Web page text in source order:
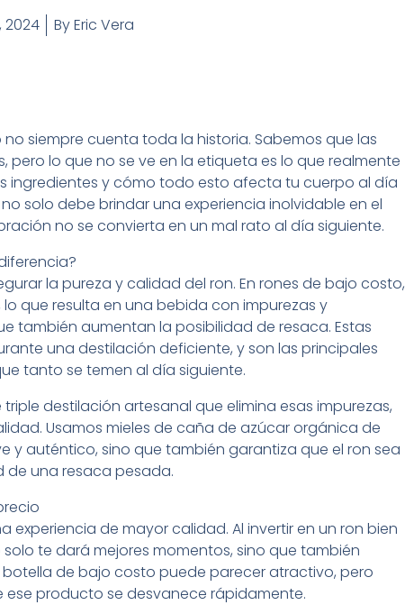
2024 ByEric Vera
siempre cuenta toda la historia. Sabemos que las
lo que no se ve en la etiqueta es lo que realmente
ingredientes y cómo todo esto afecta tu cuerpo al día
solo debe brindar una experiencia inolvidable en el
no se convierta en un mal rato al día siguiente.
la pureza y calidad del ron. En rones de bajo costo,
que resulta en una bebida con impurezas y
también aumentan la posibilidad de resaca. Estas
una destilación deficiente, y son las principales
tanto se temen al día siguiente.
destilación artesanal que elimina esas impurezas,
Usamos mieles de caña de azúcar orgánica de
y auténtico, sino que también garantiza que el ron sea
de una resaca pesada.
experiencia de mayor calidad. Al invertir en un ron bien
te dará mejores momentos, sino que también
de bajo costo puede parecer atractivo, pero
producto se desvanece rápidamente.